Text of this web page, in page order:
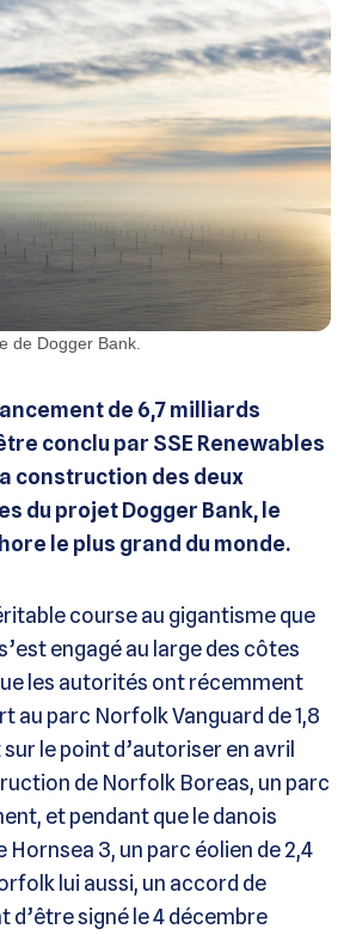
de Dogger Bank.
de 6,7 milliards
conclu par SSE Renewables
construction des deux
du projet Dogger Bank, le
le plus grand du monde.
course au gigantisme que
engagé au large des côtes
les autorités ont récemment
au parc Norfolk Vanguard de 1,8
sur le point d’autoriser en avril
de Norfolk Boreas, un parc
et pendant que le danois
3, un parc éolien de 2,4
lui aussi, un accord de
signé le 4 décembre